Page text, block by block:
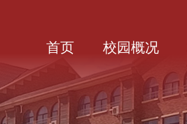
首页 校园概况